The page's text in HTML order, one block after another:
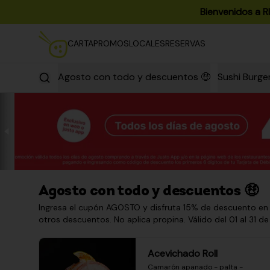
Bienvenidos a
CARTAPROMOSLOCALESRESERVAS
Agosto con todo y descuentos 🤑 Sushi
Agosto con todo y descuentos 🤑
Ingresa el cupón AGOSTO y disfruta 15% de descuento
otros descuentos. No aplica propina. Válido del 01 al 31
Acevichado Roll
Camarón apanado - palta -